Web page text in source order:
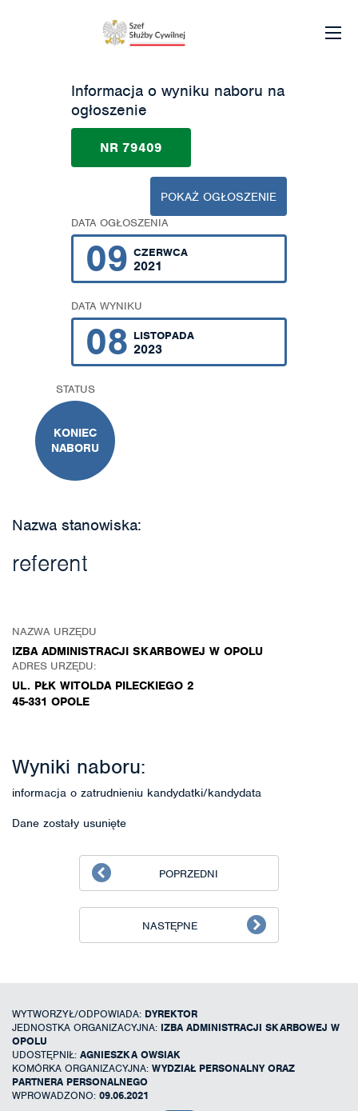
Informacja o wyniku naboru na
ogłoszenie
NR 79409
POKAŻ OGŁOSZENIE
DATA OGŁOSZENIA
09 CZERWCA
2021
DATA WYNIKU
08 LISTOPADA
2023
STATUS
KONIEC
NABORU
Nazwa stanowiska:
referent
NAZWA URZĘDU
IZBA ADMINISTRACJI SKARBOWEJ W OPOLU
ADRES URZĘDU:
UL. PŁK WITOLDA PILECKIEGO 2
45-331 OPOLE
Wyniki naboru:
informacja o zatrudnieniu kandydatki/kandydata
Dane zostały usunięte
POPRZEDNI
NASTĘPNE
WYTWORZYŁ/ODPOWIADA: DYREKTOR
JEDNOSTKA ORGANIZACYJNA: IZBA ADMINISTRACJI SKARBOWEJ W
OPOLU
UDOSTĘPNIŁ: AGNIESZKA OWSIAK
KOMÓRKA ORGANIZACYJNA: WYDZIAŁ PERSONALNY ORAZ
PARTNERA PERSONALNEGO
WPROWADZONO: 09.06.2021